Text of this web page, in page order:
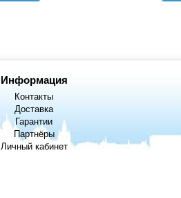
Информация
Контакты
Доставка
Гарантии
Партнёры
Личный кабинет